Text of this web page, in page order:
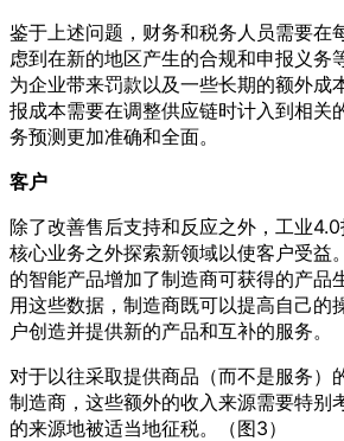
鉴于上述问题，财务和税务人员需要在
虑到在新的地区产生的合规和申报义务
为企业带来罚款以及一些长期的额外成
报成本需要在调整供应链时计入到相关
务预测更加准确和全面。
客户
除了改善售后支持和反应之外，工业
核心业务之外探索新领域以使客户受益
的智能产品增加了制造商可获得的产品
用这些数据，制造商既可以提高自己的
户创造并提供新的产品和互补的服务。
对于以往采取提供商品（而不是服务）
制造商，这些额外的收入来源需要特别
的来源地被适当地征税。（图3）